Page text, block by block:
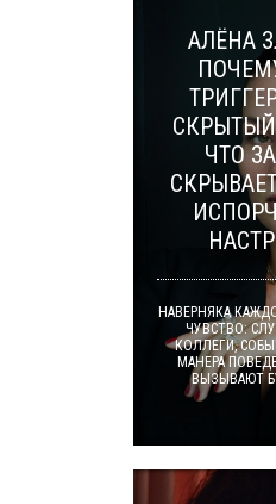
АЛЁНА
ЧТО
НАВЕРНЯКА
ЧУВСТВО:
КОЛЛЕГИ,
МАНЕРА
ВЫЗЫВАЮТ